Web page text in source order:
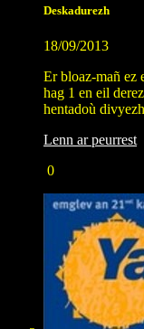
Deskadurezh
18/09/2013
Er bloaz-mañ ez
hag 1 en eil
hentadoù
Lenn ar peurrest
0